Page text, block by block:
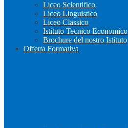
Liceo Scientifico
Liceo Linguistico
Liceo Classico
Istituto Tecnico Economico
Brochure del nostro Istituto
Offerta Formativa